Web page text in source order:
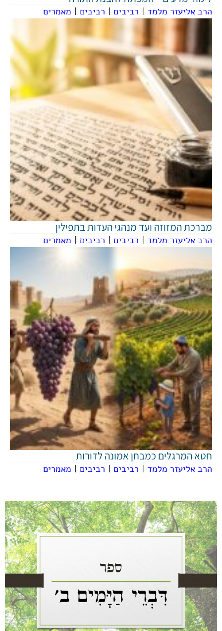
הרב אליעזר מלמד | רביבים | רביבים | מאמרים
מברכת המזוזה ועד מנהגי העדות בתפילין
הרב אליעזר מלמד | רביבים | רביבים | מאמרים
חטא המרגלים כמבחן אמונה לדורות
הרב אליעזר מלמד | רביבים | רביבים | מאמרים